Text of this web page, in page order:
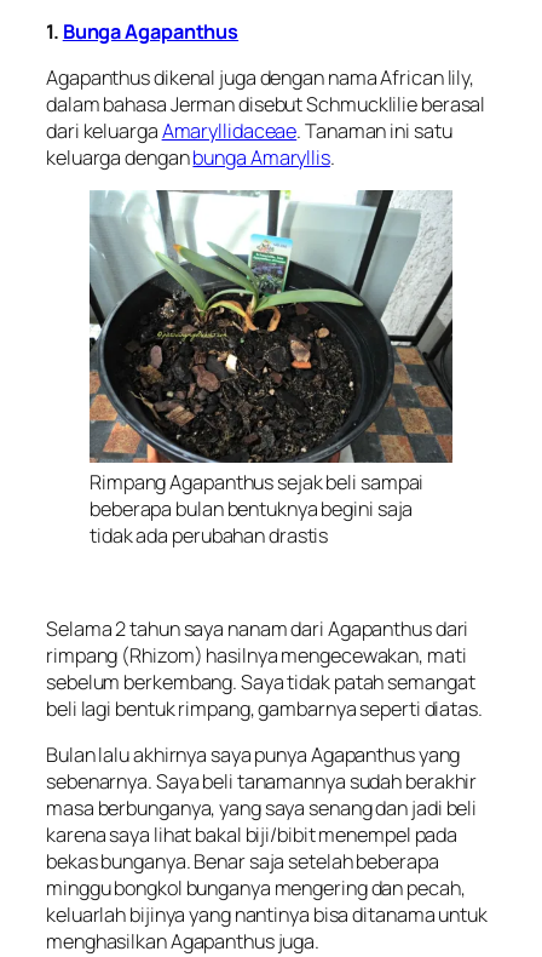
1. Bunga Agapanthus
Agapanthus dikenal juga dengan nama African lily,
dalam bahasa Jerman disebutSchmucklilieberasal
dari keluargaAmaryllidaceae. Tanaman ini satu
keluarga denganbunga Amaryllis.
Rimpang Agapanthus sejak beli sampai
beberapa bulan bentuknya begini saja
tidak ada perubahan drastis
Selama 2 tahun saya nanam dari Agapanthus dari
rimpang (Rhizom) hasilnya mengecewakan, mati
sebelum berkembang. Saya tidak patah semangat
beli lagi bentuk rimpang, gambarnya seperti diatas.
Bulan lalu akhirnya saya punya Agapanthus yang
sebenarnya. Saya beli tanamannya sudah berakhir
masa berbunganya, yang saya senang dan jadi beli
karena saya lihat bakal biji/bibit menempel pada
bekas bunganya. Benar saja setelah beberapa
minggu bongkol bunganya mengering dan pecah,
keluarlah bijinya yang nantinya bisa ditanama untuk
menghasilkan Agapanthus juga.